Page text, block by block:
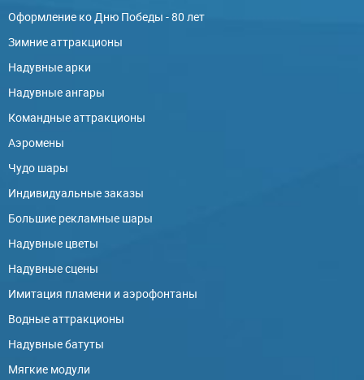
Оформление ко Дню Победы - 80 лет
Зимние аттракционы
Надувные арки
Надувные ангары
Командные аттракционы
Аэромены
Чудо шары
Индивидуальные заказы
Большие рекламные шары
Надувные цветы
Надувные сцены
Имитация пламени и аэрофонтаны
Водные аттракционы
Надувные батуты
Мягкие модули